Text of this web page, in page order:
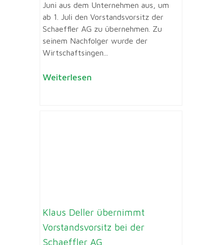
Juni aus dem Unternehmen aus, um
ab 1. Juli den Vorstandsvorsitz der
Schaeffler AG zu übernehmen. Zu
seinem Nachfolger wurde der
Wirtschaftsingen...
Weiterlesen
Klaus Deller übernimmt
Vorstandsvorsitz bei der
Schaeffler AG